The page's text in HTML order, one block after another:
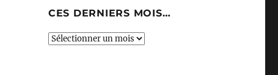
CES DERNIERS MOIS…
Ces